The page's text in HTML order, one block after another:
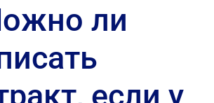
ли
если у